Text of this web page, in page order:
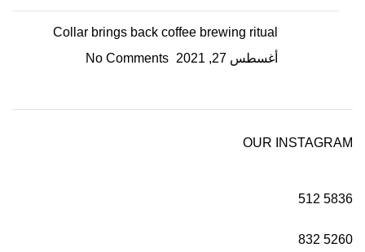
Collar brings back coffee brewing ritual
أغسطس 27, 2021
No Comments
OUR INSTAGRAM
5836
512
5260
832